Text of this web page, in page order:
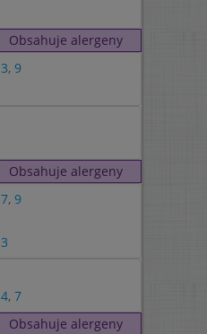
Obsahuje alergeny
3, 9
Obsahuje alergeny
7, 9
3
4, 7
Obsahuje alergeny